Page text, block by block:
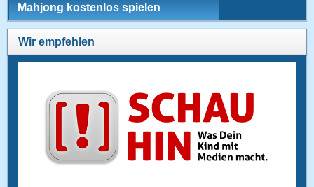
Mahjong kostenlos spielen
Wir empfehlen